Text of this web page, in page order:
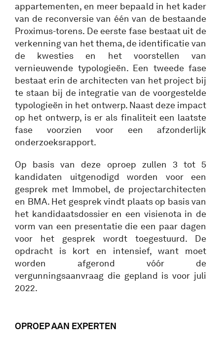
appartementen, en meer bepaald in het kader
van de reconversie van één van de bestaande
Proximus-torens. De eerste fase bestaat uit de
verkenning van het thema, de identificatie van
de kwesties en het voorstellen van
vernieuwende typologieën. Een tweede fase
bestaat erin de architecten van het project bij
te staan bij de integratie van de voorgestelde
typologieën in het ontwerp. Naast deze impact
op het ontwerp, is er als finaliteit een laatste
fase voorzien voor een afzonderlijk
onderzoeksrapport.
Op basis van deze oproep zullen 3 tot 5
kandidaten uitgenodigd worden voor een
gesprek met Immobel, de projectarchitecten
en BMA. Het gesprek vindt plaats op basis van
het kandidaatsdossier en een visienota in de
vorm van een presentatie die een paar dagen
voor het gesprek wordt toegestuurd. De
opdracht is kort en intensief, want moet
worden afgerond vóór de
vergunningsaanvraag die gepland is voor juli
2022.
OPROEP AAN EXPERTEN